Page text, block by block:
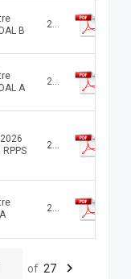
B
2026
A
2026
2026
2026
of 27